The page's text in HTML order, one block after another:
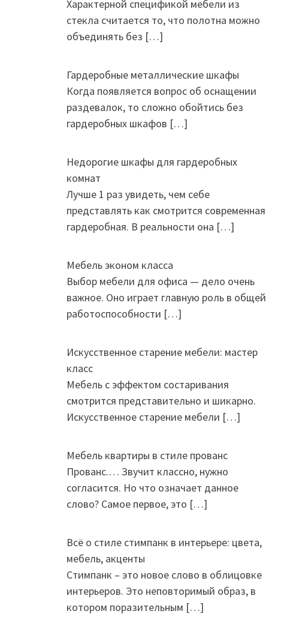
Характерной спецификой мебели из
стекла считается то, что полотна можно
объединять без […]
Гардеробные металлические шкафы
Когда появляется вопрос об оснащении
раздевалок, то сложно обойтись без
гардеробных шкафов […]
Недорогие шкафы для гардеробных
комнат
Лучше 1 раз увидеть, чем себе
представлять как смотрится современная
гардеробная. В реальности она […]
Мебель эконом класса
Выбор мебели для офиса — дело очень
важное. Оно играет главную роль в общей
работоспособности […]
Искусственное старение мебели: мастер
класс
Мебель с эффектом состаривания
смотрится представительно и шикарно.
Искусственное старение мебели […]
Мебель квартиры в стиле прованс
Прованс.… Звучит классно, нужно
согласится. Но что означает данное
слово? Самое первое, это […]
Всё о стиле стимпанк в интерьере: цвета,
мебель, акценты
Стимпанк – это новое слово в облицовке
интерьеров. Это неповторимый образ, в
котором поразительным […]